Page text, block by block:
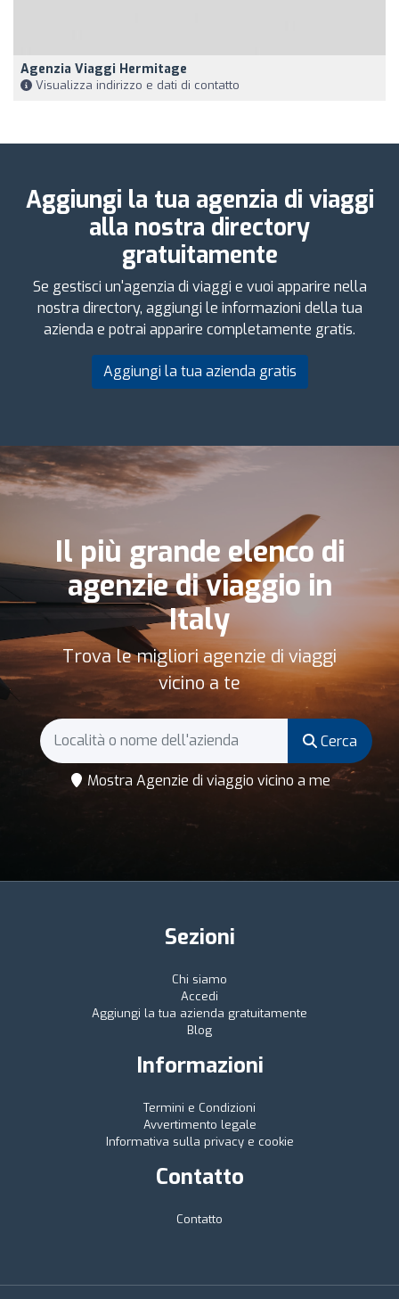
Agenzia Viaggi Hermitage
Visualizza indirizzo e dati di contatto
Aggiungi la tua agenzia di viaggi
alla nostra directory
gratuitamente
Se gestisci un'agenzia di viaggi e vuoi apparire nella
nostra directory, aggiungi le informazioni della tua
azienda e potrai apparire completamente gratis.
Aggiungi la tua azienda gratis
Il più grande elenco di
agenzie di viaggio in
Italy
Trova le migliori agenzie di viaggi
vicino a te
Cerca
Mostra Agenzie di viaggio vicino a me
Sezioni
Chi siamo
Accedi
Aggiungi la tua azienda gratuitamente
Blog
Informazioni
Termini e Condizioni
Avvertimento legale
Informativa sulla privacy e cookie
Contatto
Contatto